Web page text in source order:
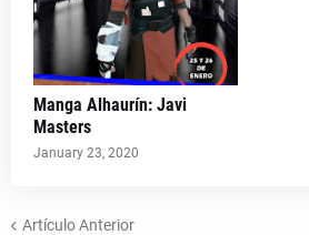
Manga Alhaurín: Javi
Masters
January 23, 2020
Artículo Anterior